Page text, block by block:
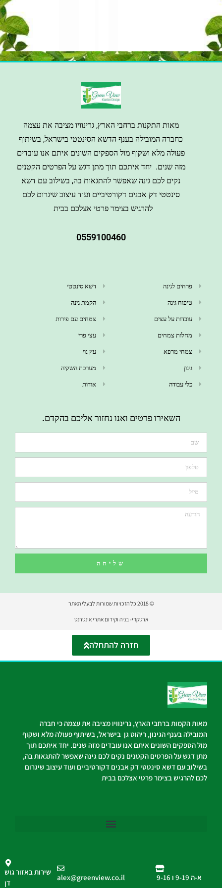
מאות התקנות ברחבי הארץ, גרינוויו מציבה את עצמה
כחברה המובילה בענף הדשא הסינטטי בישראל, בשיתוף
פעולה מלא ושקוף מול הספקים השונים איתם אנו עובדים
מזה שנים. יחד איתכם תוך מתן דגש על הפרטים הקטנים
נקים לכם גינה שאפשר להתגאות בה, בשילוב עם דשא
סינטטי דק אבנים דקורטיביים ועוד עיצוב שיגרום לכם
להרגיש בצימר פרטי אצלכם בבית
0559100460
פרחים לגינה
טיפוח גינה
עובדות על עצים
מחלות צמחים
צמחי מרפא
גינון
כלי עבודה
דשא סינטטי
הקמת גינה
צמחים עם פירות
עצי פרי
עץ נוי
מערכת השקיה
אודות
השאירו פרטים ואנו נחזור אליכם בהקדם.
שליחה
© 2018 כל הזכויות שמורות לבעלי האתר
ארטקדי- בניה וקידום אתרי אינטרנט
חזרה להתחלה
מאות הקמות ברחבי הארץ, גרינוויו מציבה את עצמה כי חברה
המובילה בענף הגינון, ריהוט גן בישראל, בשיתוף פעולה מלא ושקוף
מול הספקים השונים איתם אנו עובדים מזה שנים. יחד איתכם תוך
מתן דגש על הפרטים הקטנים נקים לכם גינה שאפשר להתגאות בה,
בשילוב עם דשא סינטטי דק אבנים דקורטיביים ועוד עיצוב שיגרום
לכם להרגיש בצימר פרטי אצלכם בבית
א-ה 9-19 ו 9-16 alex@greenview.co.il
שירות באזור גוש
דן